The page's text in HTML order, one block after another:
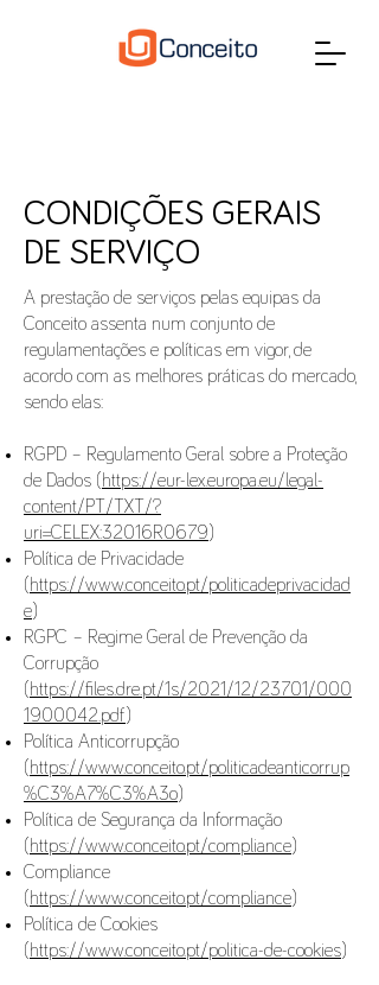
CONDIÇÕES GERAIS
DE SERVIÇO
A prestação de serviços pelas equipas da
Conceito assenta num conjunto de
regulamentações e políticas em vigor, de
acordo com as melhores práticas do mercado,
sendo elas:
RGPD – Regulamento Geral sobre a Proteção
de Dados (https://eur-lex.europa.eu/legal-
content/PT/TXT/?
uri=CELEX:32016R0679)
Política de Privacidade
(https://www.conceito.pt/politicadeprivacidad
e)
RGPC – Regime Geral de Prevenção da
Corrupção
(https://files.dre.pt/1s/2021/12/23701/000
1900042.pdf)
Política Anticorrupção
(https://www.conceito.pt/politicadeanticorrup
%C3%A7%C3%A3o)
Política de Segurança da Informação
(https://www.conceito.pt/compliance)
Compliance
(https://www.conceito.pt/compliance)
Política de Cookies
(https://www.conceito.pt/politica-de-cookies)